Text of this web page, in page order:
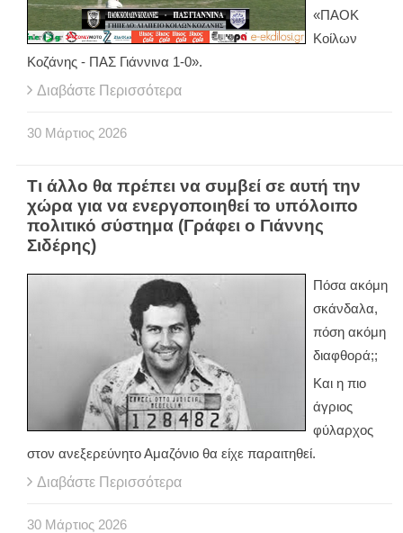
«ΠΑΟΚ
Κοίλων
Κοζάνης - ΠΑΣ Γιάννινα 1-0».
Διαβάστε Περισσότερα
30 Μάρτιος 2026
Τι άλλο θα πρέπει να συμβεί σε αυτή την
χώρα για να ενεργοποιηθεί το υπόλοιπο
πολιτικό σύστημα (Γράφει ο Γιάννης
Σιδέρης)
Πόσα ακόμη
σκάνδαλα,
πόση ακόμη
διαφθορά;;
Και η πιο
άγριος
φύλαρχος
στον ανεξερεύνητο Αμαζόνιο θα είχε παραιτηθεί.
Διαβάστε Περισσότερα
30 Μάρτιος 2026